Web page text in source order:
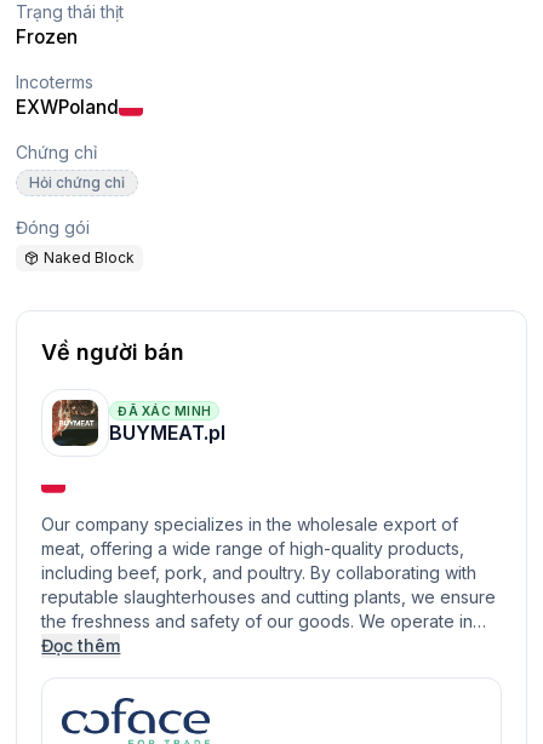
Trạng thái thịt
Frozen
Incoterms
EXWPoland
Chứng chỉ
Hỏi chứng chỉ
Đóng gói
Naked Block
Về người bán
ĐÃ XÁC MINH
BUYMEAT.pl
Our company specializes in the wholesale export of
meat, offering a wide range of high-quality products,
including beef, pork, and poultry. By collaborating with
reputable slaughterhouses and cutting plants, we ensure
the freshness and safety of our goods. We operate in…
Đọc thêm